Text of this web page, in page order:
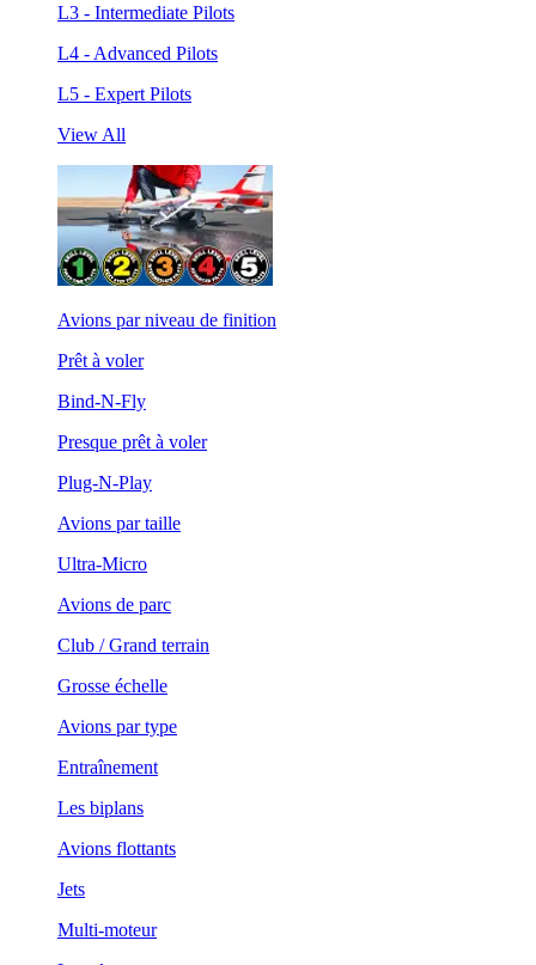
L3 - Intermediate Pilots
L4 - Advanced Pilots
L5 - Expert Pilots
View All
Avions par niveau de finition
Prêt à voler
Bind-N-Fly
Presque prêt à voler
Plug-N-Play
Avions par taille
Ultra-Micro
Avions de parc
Club / Grand terrain
Grosse échelle
Avions par type
Entraînement
Les biplans
Avions flottants
Jets
Multi-moteur